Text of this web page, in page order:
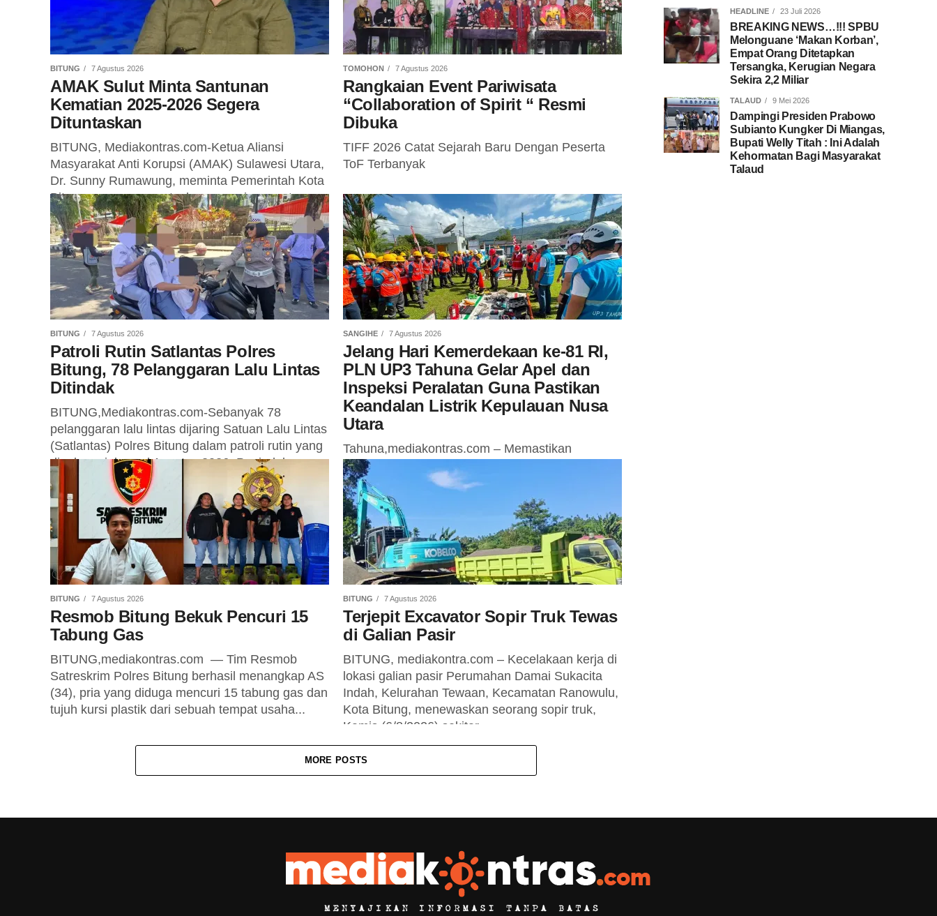
BITUNG 7 Agustus 2026
AMAK Sulut Minta Santunan
Kematian 2025-2026 Segera
Dituntaskan
BITUNG, Mediakontras.com-Ketua Aliansi
Masyarakat Anti Korupsi (AMAK) Sulawesi Utara,
Dr. Sunny Rumawung, meminta Pemerintah Kota
Bitung segera menuntaskan pencairan santunan
kematian bagi ahli waris tahun 2025...
TOMOHON 7 Agustus 2026
Rangkaian Event Pariwisata
“Collaboration of Spirit “ Resmi
Dibuka
TIFF 2026 Catat Sejarah Baru Dengan Peserta
ToF Terbanyak
BITUNG 7 Agustus 2026
Patroli Rutin Satlantas Polres
Bitung, 78 Pelanggaran Lalu Lintas
Ditindak
BITUNG,Mediakontras.com-Sebanyak 78
pelanggaran lalu lintas dijaring Satuan Lalu Lintas
(Satlantas) Polres Bitung dalam patroli rutin yang
digelar sejak awal Agustus 2026. Penindakan
dilakukan sebagai upaya menjaga...
SANGIHE 7 Agustus 2026
Jelang Hari Kemerdekaan ke-81 RI,
PLN UP3 Tahuna Gelar Apel dan
Inspeksi Peralatan Guna Pastikan
Keandalan Listrik Kepulauan Nusa
Utara
Tahuna,mediakontras.com – Memastikan
pasokan listrik tetap aman dan andal menyambut
Hari Ulang Tahun (HUT) ke-81 Kemerdekaan
Republik Indonesia, PT PLN (Persero) UP3
Tahuna menggelar Apel dan...
BITUNG 7 Agustus 2026
Resmob Bitung Bekuk Pencuri 15
Tabung Gas
BITUNG,mediakontras.com — Tim Resmob
Satreskrim Polres Bitung berhasil menangkap AS
(34), pria yang diduga mencuri 15 tabung gas dan
tujuh kursi plastik dari sebuah tempat usaha...
BITUNG 7 Agustus 2026
Terjepit Excavator Sopir Truk Tewas
di Galian Pasir
BITUNG, mediakontra.com – Kecelakaan kerja di
lokasi galian pasir Perumahan Damai Sukacita
Indah, Kelurahan Tewaan, Kecamatan Ranowulu,
Kota Bitung, menewaskan seorang sopir truk,
Kamis (6/8/2026) sekitar...
MORE POSTS
HEADLINE 23 Juli 2026
BREAKING NEWS…!!! SPBU
Melonguane ‘Makan Korban’,
Empat Orang Ditetapkan
Tersangka, Kerugian Negara
Sekira 2,2 Miliar
TALAUD 9 Mei 2026
Dampingi Presiden Prabowo
Subianto Kungker Di Miangas,
Bupati Welly Titah : Ini Adalah
Kehormatan Bagi Masyarakat
Talaud